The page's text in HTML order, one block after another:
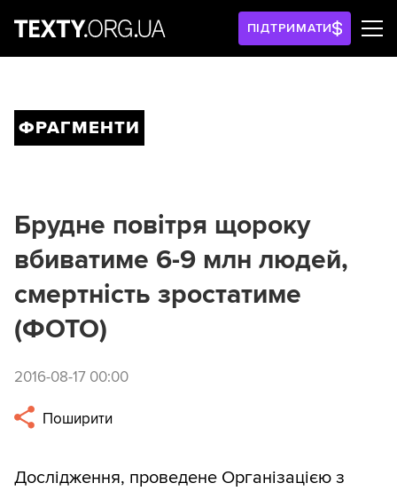
ПІДТРИМАТИ
ФРАГМЕНТИ
Брудне повітря щороку
вбиватиме 6-9 млн людей,
смертність зростатиме
(ФОТО)
2016-08-17 00:00
Поширити
Дослідження, проведене Організацією з